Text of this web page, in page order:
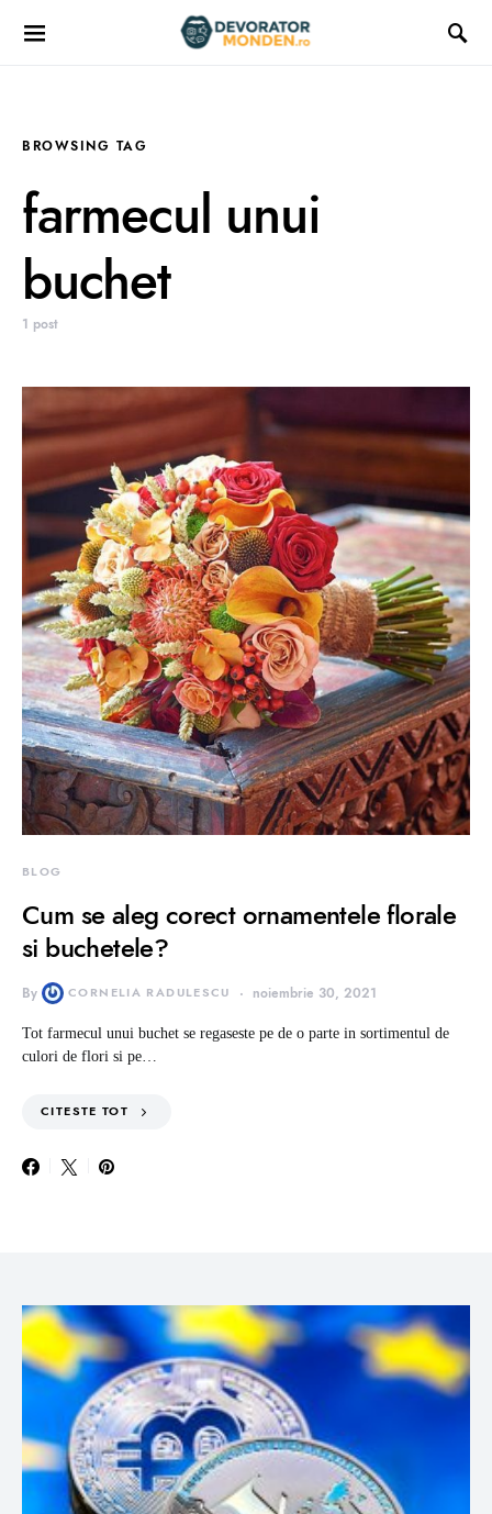
BROWSING TAG
farmecul unui
buchet
1 post
BLOG
Cum se aleg corect ornamentele florale
si buchetele?
By CORNELIA RADULESCU noiembrie 30, 2021
Tot farmecul unui buchet se regaseste pe de o parte in sortimentul de
culori de flori si pe…
CITESTE TOT